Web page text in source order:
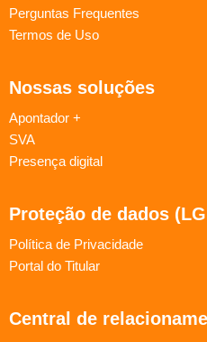
Perguntas Frequentes
Termos de Uso
Nossas soluções
Apontador +
SVA
Presença digital
Proteção de dados
Política de Privacidade
Portal do Titular
Central de